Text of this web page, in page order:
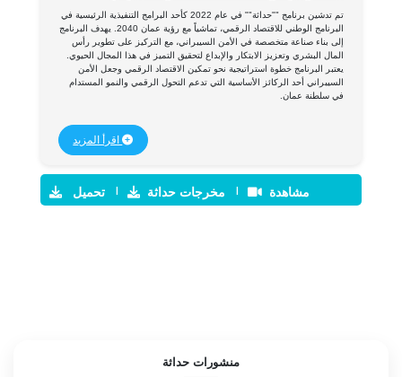
تم تدشين برنامج ""حداثة"" في عام 2022 كأحد البرامج التنفيذية الرئيسية في
البرنامج الوطني للاقتصاد الرقمي، تماشياً مع رؤية عمان 2040. يهدف البرنامج
إلى بناء صناعة متخصصة في الأمن السيبراني، مع التركيز على تطوير رأس
المال البشري وتعزيز الابتكار والإبداع لتحقيق التميز في هذا المجال الحيوي.
يعتبر البرنامج خطوة استراتيجية نحو تمكين الاقتصاد الرقمي وجعل الأمن
السيبراني أحد الركائز الأساسية التي تدعم التحول الرقمي والنمو المستدام
في سلطنة عمان.
اقرأ المزيد
تحميل | مخرجات حداثة | مشاهدة
منشورات حداثة